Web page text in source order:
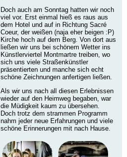
Doch auch am Sonntag hatten wir noch
viel vor. Erst einmal hieß es raus aus
dem Hotel und auf in Richtung Sacré
Coeur, der weißen (naja eher beigen :P)
Kirche hoch auf dem Berg. Von dort aus
ließen wir uns bei schönem Wetter ins
Künstlerviertel Montmartre treiben, wo
sich uns viele Straßenkünstler
präsentierten und manche sich echt
schöne Zeichnungen anfertigen ließen.
Als wir uns nach all diesen Erlebnissen
wieder auf den Heimweg begaben, war
die Müdigkeit kaum zu übersehen.
Doch trotz dem strammen Programm
nahm jeder neue Erfahrungen und viele
schöne Erinnerungen mit nach Hause.